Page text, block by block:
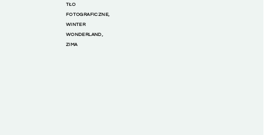
TŁO
FOTOGRAFICZNE,
WINTER
WONDERLAND,
ZIMA